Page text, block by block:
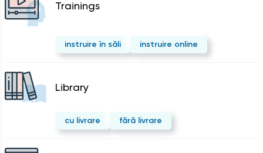
Trainings
instruire în săli instruire online
Library
cu livrare fără livrare